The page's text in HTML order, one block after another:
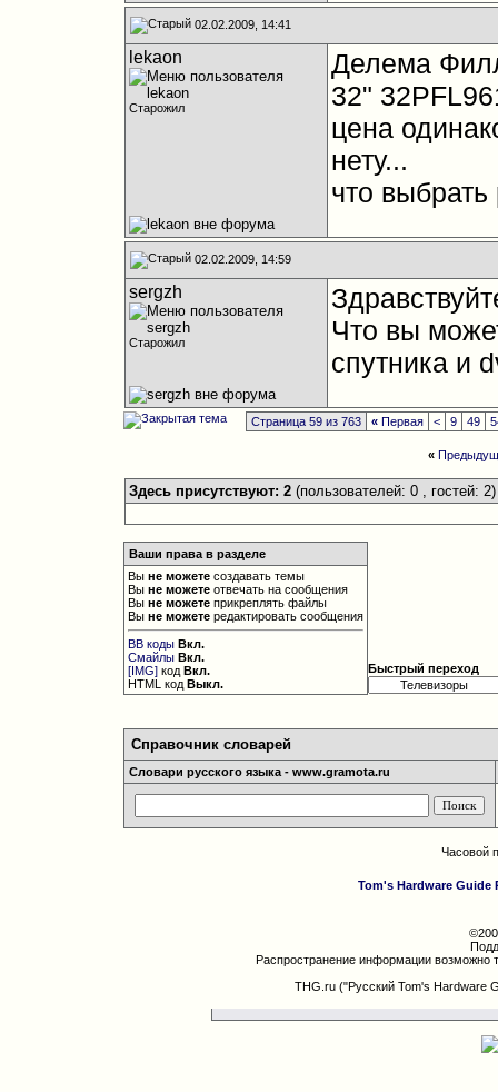
02.02.2009, 14:41
lekaon
Старожил
Делема
32"
цена
нету...
что
02.02.2009, 14:59
sergzh
Старожил
Что вы
спутника и
Страница 59 из 763 « Первая < 9 49
«
Здесь присутствуют: 2 (пользователей: 0 , гостей: 2)
Ваши права в разделе
Выне можете создавать темы
Выне можете отвечать на сообщения
Выне можете прикреплять файлы
Выне можете редактировать сообщения
BB коды Вкл.
Смайлы Вкл.
[IMG] кодВкл.
HTML кодВыкл.
Быстрый переход
Справочник словарей
Словари русского языка - www.gramota.ru
Часовой
Tom's Hardware Guide
Распространение информации возможно
THG.ru ("Русский Tom's Hardware